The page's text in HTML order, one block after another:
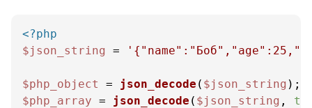
<?php
$json_string
=
$php_object = json_decode ( $json_string
$php_array = json_decode ( $json_string ,